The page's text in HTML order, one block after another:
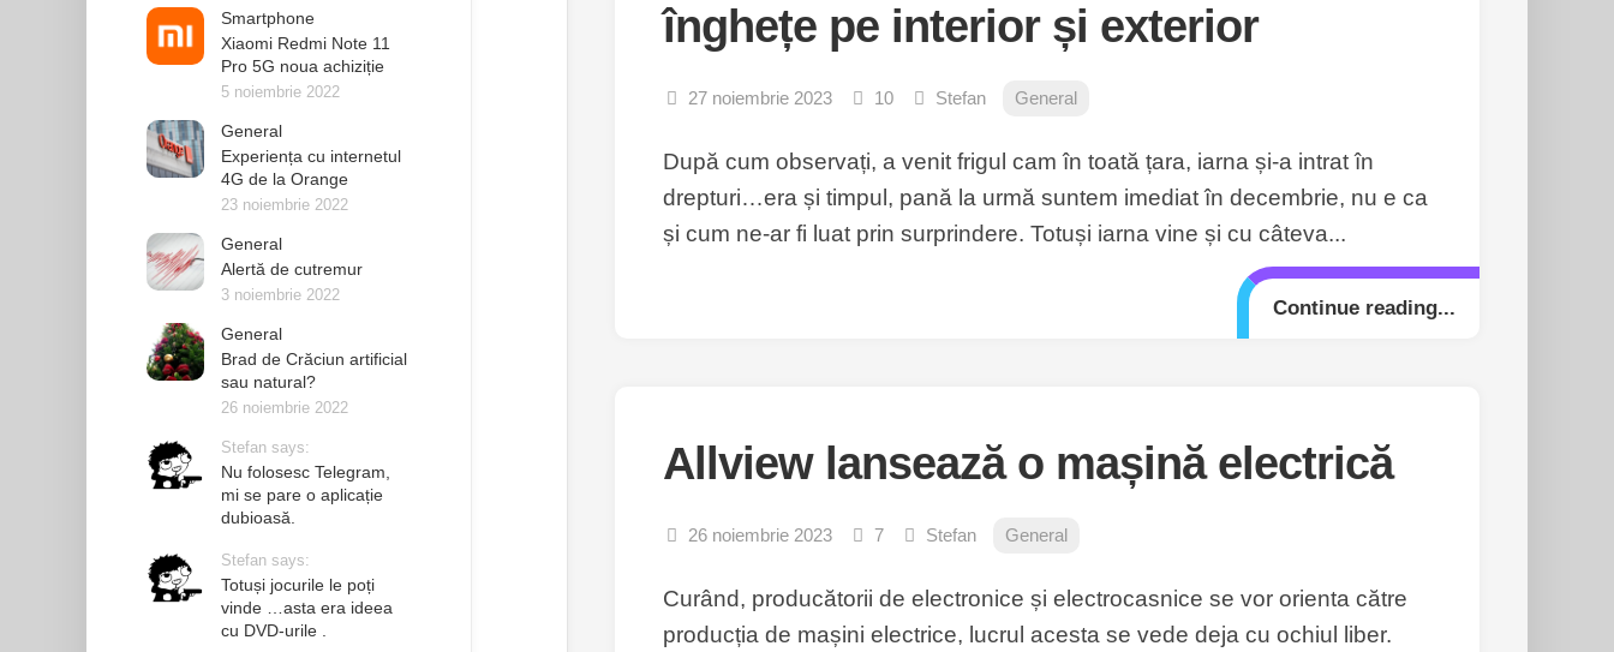
Smartphone
Xiaomi Redmi Note 11
Pro 5G noua achiziție
5 noiembrie 2022
General
Experiența cu internetul
4G de la Orange
23 noiembrie 2022
General
Alertă de cutremur
3 noiembrie 2022
General
Brad de Crăciun artificial
sau natural?
26 noiembrie 2022
Stefan says:
Nu folosesc Telegram,
mi se pare o aplicație
dubioasă.
Stefan says:
Totuși jocurile le poți
vinde …asta era ideea
cu DVD-urile .
înghețe pe interior și exterior
27 noiembrie 2023 10 Stefan General
După cum observați, a venit frigul cam în toată țara, iarna și-a intrat în
drepturi…era și timpul, pană la urmă suntem imediat în decembrie, nu e ca
și cum ne-ar fi luat prin surprindere. Totuși iarna vine și cu câteva...
Continue reading...
Allview lansează o mașină electrică
26 noiembrie 2023 7 Stefan General
Curând, producătorii de electronice și electrocasnice se vor orienta către
producția de mașini electrice, lucrul acesta se vede deja cu ochiul liber.